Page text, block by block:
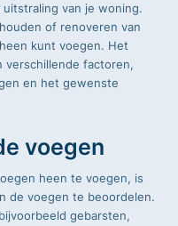
van je woning.
of renoveren van
kunt voegen. Het
verschillende factoren,
en het gewenste
voegen
heen te voegen, is
de voegen te beoordelen.
gebarsten,